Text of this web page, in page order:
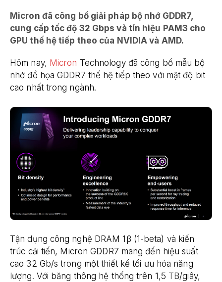
Micron đã công bố giải pháp bộ nhớ GDDR7,
cung cấp tốc độ 32 Gbps và tín hiệu PAM3 cho
GPU thế hệ tiếp theo của NVIDIA và AMD.
Hôm nay, Micron Technology đã công bố mẫu bộ
nhớ đồ họa GDDR7 thế hệ tiếp theo với mật độ bit
cao nhất trong ngành.
Tận dụng công nghệ DRAM 1β (1-beta) và kiến ​​
trúc cải tiến, Micron GDDR7 mang đến hiệu suất
cao 32 Gb/s trong một thiết kế tối ưu hóa năng
lượng. Với băng thông hệ thống trên 1,5 TB/giây,